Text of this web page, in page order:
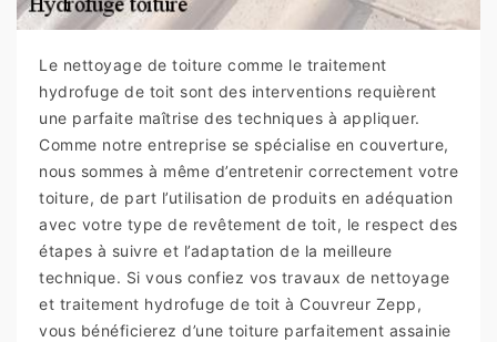
Le nettoyage de toiture comme le traitement
hydrofuge de toit sont des interventions requièrent
une parfaite maîtrise des techniques à appliquer.
Comme notre entreprise se spécialise en couverture,
nous sommes à même d’entretenir correctement votre
toiture, de part l’utilisation de produits en adéquation
avec votre type de revêtement de toit, le respect des
étapes à suivre et l’adaptation de la meilleure
technique. Si vous confiez vos travaux de nettoyage
et traitement hydrofuge de toit à Couvreur Zepp,
vous bénéficierez d’une toiture parfaitement assainie